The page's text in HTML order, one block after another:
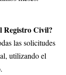
Registro Civil?
las solicitudes
utilizando el